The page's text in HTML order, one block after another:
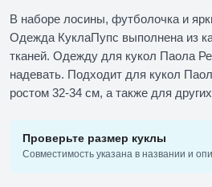
В наборе лосины, футболочка и
Одежда КуклаПупс выполнена из
тканей. Одежду для кукол Паола
надевать. Подходит для кукол
ростом 32-34 см, а также для
Проверьте размер куклы
Совместимость указана в названии и